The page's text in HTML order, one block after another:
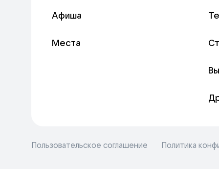
Афиша
Места
Пользовательское соглашение Политика